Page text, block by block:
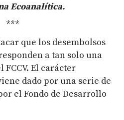
Ecoanalítica.
***
que los desembolsos
a tan solo una
El carácter
dado por una serie de
el Fondo de Desarrollo